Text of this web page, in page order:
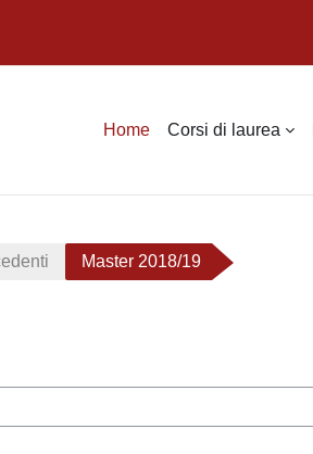
Home Corsi di laurea
Master 2018/19